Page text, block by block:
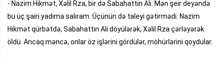
- Nazim Hikmət, Xəlil Rza, bir də Sabahattin Ali. Mən şeir deyəndə
bu üç şairi yadıma salıram. Üçünün də taleyi gətirmədi. Nazim
Hikmət qürbətdə, Sabahattin Ali döyülərək, Xəlil Rza çərləyərək
öldü. Ancaq məncə, onlar öz işlərini gördülər, möhürlərini qoydular.